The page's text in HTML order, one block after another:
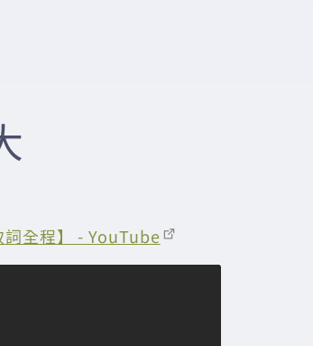
全程】 - YouTube